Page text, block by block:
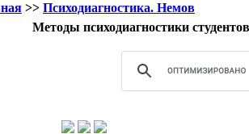
>> Психодиагностика. Немов
Методы психодиагностики